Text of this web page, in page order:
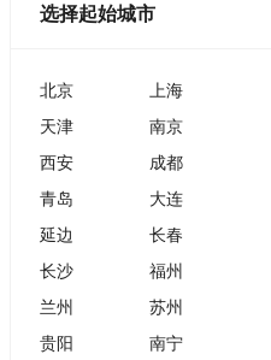
选择起始城市
北京 上海
天津
南京
西安
成都
青岛
大连
延边
长春
长沙
福州
兰州
苏州
贵阳
南宁